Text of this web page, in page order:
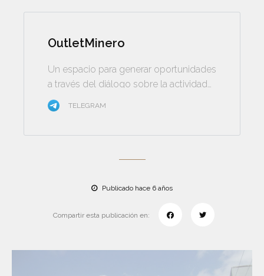
OutletMinero
Un espacio para generar oportunidades
a través del diálogo sobre la actividad
minera
TELEGRAM
Publicado hace 6 años
Compartir esta publicación en: